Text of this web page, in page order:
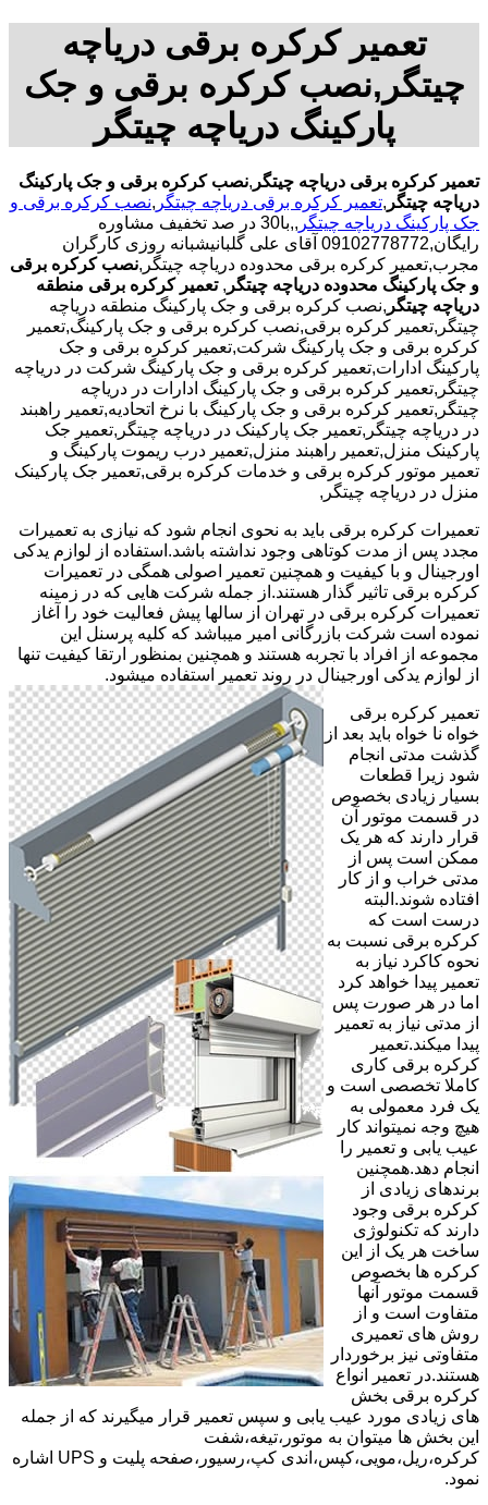
تعمیر کرکره برقی دریاچه
چیتگر,نصب کرکره برقی و جک
پارکینگ دریاچه چیتگر
تعمیر کرکره برقی دریاچه چیتگر ,نصب کرکره برقی و جک پارکینگ
دریاچه چیتگر ,تعمیر کرکره برقی دریاچه چیتگر ,نصب کرکره برقی و
جک پارکینگ دریاچه چیتگر
,,با30 در صد تخفیف مشاوره
رایگان,09102778772 آقای علی گلبانیشبانه روزی کارگران
مجرب,تعمیر کرکره برقی محدوده دریاچه چیتگر,نصب کرکره برقی
و جک پارکینگ محدوده دریاچه چیتگر , تعمیر کرکره برقی منطقه
دریاچه چیتگر ,نصب کرکره برقی و جک پارکینگ منطقه دریاچه
چیتگر,تعمیر کرکره برقی,نصب کرکره برقی و جک پارکینگ,تعمیر
کرکره برقی و جک پارکینگ شرکت,تعمیر کرکره برقی و جک
پارکینگ ادارات,تعمیر کرکره برقی و جک پارکینگ شرکت در دریاچه
چیتگر,تعمیر کرکره برقی و جک پارکینگ ادارات در دریاچه
چیتگر,تعمیر کرکره برقی و جک پارکینگ با نرخ اتحادیه,تعمیر راهبند
در دریاچه چیتگر,تعمیر جک پارکینک در دریاچه چیتگر,تعمیر جک
پارکینک منزل,تعمیر راهبند منزل,تعمیر درب ریموت پارکینگ و
تعمیر موتور کرکره برقی و خدمات کرکره برقی,تعمیر جک پارکینک
منزل در دریاچه چیتگر,
تعمیرات کرکره برقی باید به نحوی انجام شود که نیازی به تعمیرات
مجدد پس از مدت کوتاهی وجود نداشته باشد.استفاده از لوازم یدکی
اورجینال و با کیفیت و همچنین تعمیر اصولی همگی در تعمیرات
کرکره برقی تاثیر گذار هستند.از جمله شرکت هایی که در زمینه
تعمیرات کرکره برقی در تهران از سالها پیش فعالیت خود را آغاز
نموده است شرکت بازرگانی امیر میباشد که کلیه پرسنل این
مجموعه از افراد با تجربه هستند و همچنین بمنظور ارتقا کیفیت تنها
از لوازم یدکی اورجینال در روند تعمیر استفاده میشود.
تعمیر کرکره برقی
خواه نا خواه باید بعد از
گذشت مدتی انجام
شود زیرا قطعات
بسیار زیادی بخصوص
در قسمت موتور آن
قرار دارند که هر یک
ممکن است پس از
مدتی خراب و از کار
افتاده شوند.البته
درست است که
کرکره برقی نسبت به
نحوه کاکرد نیاز به
تعمیر پیدا خواهد کرد
اما در هر صورت پس
از مدتی نیاز به تعمیر
پیدا میکند.تعمیر
کرکره برقی کاری
کاملا تخصصی است و
یک فرد معمولی به
هیچ وجه نمیتواند کار
عیب یابی و تعمیر را
انجام دهد.همچنین
برندهای زیادی از
کرکره برقی وجود
دارند که تکنولوژی
ساخت هر یک از این
کرکره ها بخصوص
قسمت موتور آنها
متفاوت است و از
روش های تعمیری
متفاوتی نیز برخوردار
هستند.در تعمیر انواع
کرکره برقی بخش
های زیادی مورد عیب یابی و سپس تعمیر قرار میگیرند که از جمله
این بخش ها میتوان به موتور،تیغه،شفت
کرکره،ریل،مویی،کپس،اندی کپ،رسیور،صفحه پلیت و UPS اشاره
نمود.